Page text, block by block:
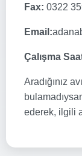
Fax: 0322
Email:
Çalışma
Aradığınız
ederek, ilgili